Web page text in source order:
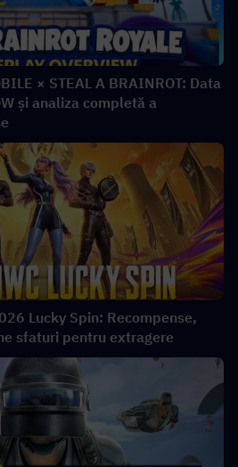
× STEAL A BRAINROT: Data
și analiza completă a
Lucky Spin: Recompense,
sfaturi pentru extragere